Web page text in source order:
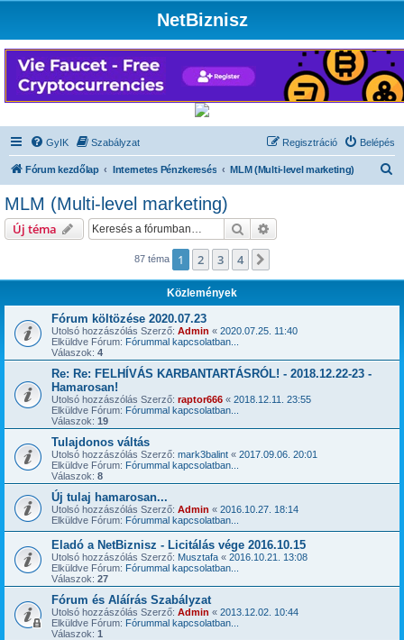
NetBiznisz
GyIK Szabályzat Belépés
Regisztráció
Fórum kezdőlap Internetes Pénzkeresés MLM (Multi-level marketing)
MLM (Multi-level marketing)
Új téma Keresés
87 téma 1 2 3 4
Közlemények
Fórum költözése 2020.07.23
Utolsó hozzászólás Szerző: Admin « 2020.07.25. 11:40
Elküldve Fórum: Fórummal kapcsolatban...
Válaszok: 4
Re: Re: FELHÍVÁS KARBANTARTÁSRÓL! - 2018.12.22-23 -
Hamarosan!
Utolsó hozzászólás Szerző: raptor666 « 2018.12.11. 23:55
Elküldve Fórum: Fórummal kapcsolatban...
Válaszok: 19
Tulajdonos váltás
Utolsó hozzászólás Szerző: mark3balint « 2017.09.06. 20:01
Elküldve Fórum: Fórummal kapcsolatban...
Válaszok: 8
Új tulaj hamarosan...
Utolsó hozzászólás Szerző: Admin « 2016.10.27. 18:14
Elküldve Fórum: Fórummal kapcsolatban...
Eladó a NetBiznisz - Licitálás vége 2016.10.15
Utolsó hozzászólás Szerző: Musztafa « 2016.10.21. 13:08
Elküldve Fórum: Fórummal kapcsolatban...
Válaszok: 27
Fórum és Aláírás Szabályzat
Utolsó hozzászólás Szerző: Admin « 2013.12.02. 10:44
Elküldve Fórum: Fórummal kapcsolatban...
Válaszok: 1